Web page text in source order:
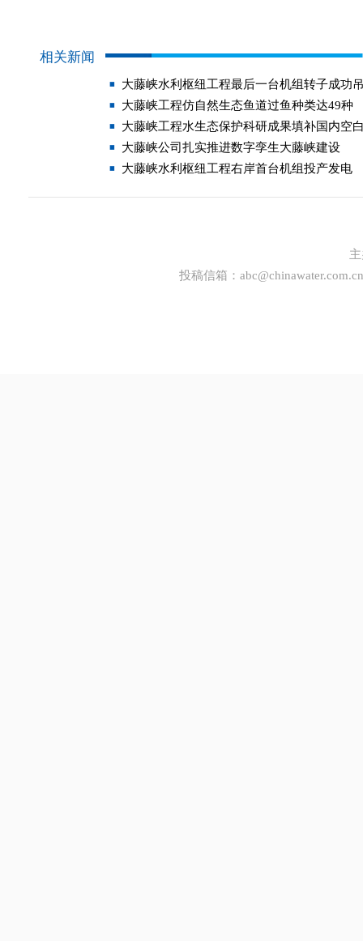
相关新闻
大藤峡水利枢纽工程最后一台机组转子成功
大藤峡工程仿自然生态鱼道过鱼种类达49种
大藤峡工程水生态保护科研成果填补国内空
大藤峡公司扎实推进数字孪生大藤峡建设
大藤峡水利枢纽工程右岸首台机组投产发电
投稿信箱： abc@chinawater.com.cn